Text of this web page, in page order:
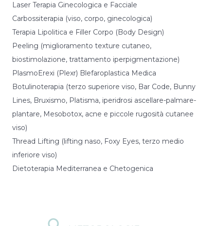
Laser Terapia Ginecologica e Facciale
Carbossiterapia (viso, corpo, ginecologica)
Terapia Lipolitica e Filler Corpo (Body Design)
Peeling (miglioramento texture cutaneo,
biostimolazione, trattamento iperpigmentazione)
PlasmoErexi (Plexr) Blefaroplastica Medica
Botulinoterapia (terzo superiore viso, Bar Code, Bunny
Lines, Bruxismo, Platisma, iperidrosi ascellare-palmare-
plantare, Mesobotox, acne e piccole rugosità cutanee
viso)
Thread Lifting (lifting naso, Foxy Eyes, terzo medio
inferiore viso)
Dietoterapia Mediterranea e Chetogenica